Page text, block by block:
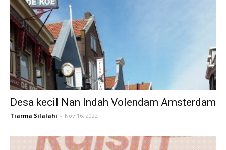
Desa kecil Nan Indah Volendam Amsterdam
Tiarma Silalahi - Nov 16, 2022